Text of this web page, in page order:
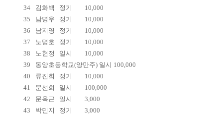
34
김화백 정기
10,000
35
남명우 정기
10,000
36
남지영 정기
10,000
37
노명호 정기
10,000
38
노현정 일시
10,000
39
동양초등학교(양만주) 일시 100,000
40
류진희 정기
10,000
41
문선희 일시
100,000
42
문옥근 일시
3,000
43
박민지 정기
3,000